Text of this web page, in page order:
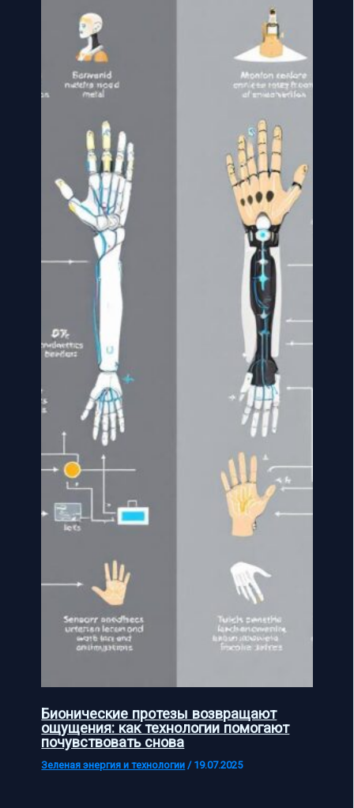
Бионические протезы возвращают
ощущения: как технологии помогают
почувствовать снова
Зеленая энергия и технологии / 19.07.2025